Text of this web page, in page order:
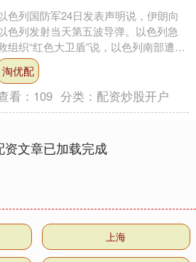
色列国防军24日发表声明说，伊朗向
色列发射当天第五波导弹。以色列急
组织“红色大卫盾”说，以色列南部遭
，目前已造成3人死亡，两名中度伤者
送往医院，另有6....
淘优配
看： 109 分类： 配资炒股开户
资文章已加载完成
上海